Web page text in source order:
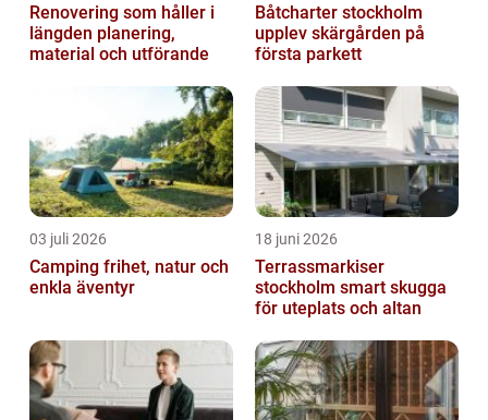
Renovering som håller i
längden planering,
material och utförande
Båtcharter stockholm
upplev skärgården på
första parkett
03 juli 2026
Camping frihet, natur och
enkla äventyr
18 juni 2026
Terrassmarkiser
stockholm smart skugga
för uteplats och altan